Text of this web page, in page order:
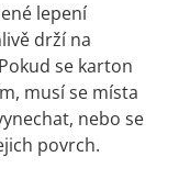
lepení
drží na
se karton
musí se místa
nebo se
povrch.